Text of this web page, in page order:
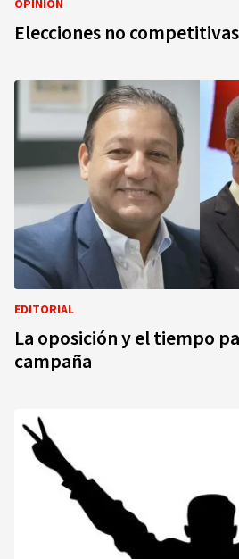
OPINIÓN
Elecciones no competitivas
EDITORIAL
La oposición y el tiempo
campaña